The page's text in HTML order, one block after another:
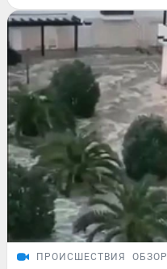
ПРОИСШЕСТВИЯ ОБЗОР